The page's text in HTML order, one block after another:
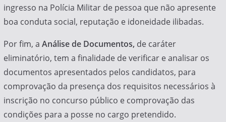
ingresso na Polícia Militar de pessoa que não apresente
boa conduta social, reputação e idoneidade ilibadas.
Por fim, a Análise de Documentos, de caráter
eliminatório, tem a finalidade de verificar e analisar os
documentos apresentados pelos candidatos, para
comprovação da presença dos requisitos necessários à
inscrição no concurso público e comprovação das
condições para a posse no cargo pretendido.